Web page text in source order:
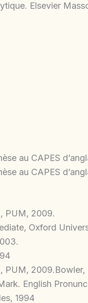
Elsevier
au CAPES
au CAPES
PUM, 2009.
Oxford
PUM,
English
1994